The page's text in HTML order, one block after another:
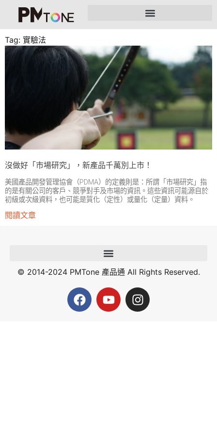
Tag: 實驗法
沒做好「市場研究」，新產品千萬別上市！
美國產品開發管理協會（PDMA）的定義則是：所謂「市場研究」指
的是有關公司的客戶、競爭對手及市場的資訊。這些資訊可能源自於
初級或次級資料，也可能是質化（定性）或量化（定量）資料。
閱讀文章
© 2014-2024 PMTone 產品通 All Rights Reserved.